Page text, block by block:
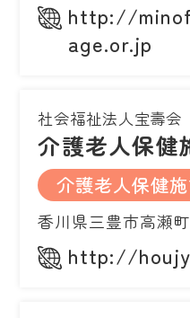
http://
age.or.jp
社会福祉法人宝壽会
介護老人保健
介護老人保健
香川県三豊市高瀬
http://